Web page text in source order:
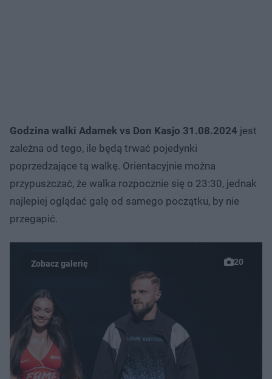
Godzina walki Adamek vs Don Kasjo 31.08.2024 jest
zależna od tego, ile będą trwać pojedynki
poprzedzające tą walkę. Orientacyjnie można
przypuszczać, że walka rozpocznie się o 23:30, jednak
najlepiej oglądać galę od samego początku, by nie
przegapić.
20